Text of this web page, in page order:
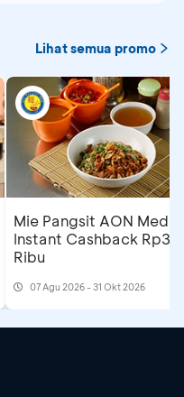
Lihat semua promo
Mie Pangsit AON
Instant Cashback Rp35
Ribu
07 Agu 2026 - 31 Okt 2026